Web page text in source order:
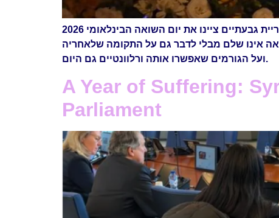
אינו שלם מבלי לדבר גם על התקומה שלאחריה
ועל הגורמים שאפשרו אותה ורלוונטיים גם היום.
A Year of Suffering:
Parliament